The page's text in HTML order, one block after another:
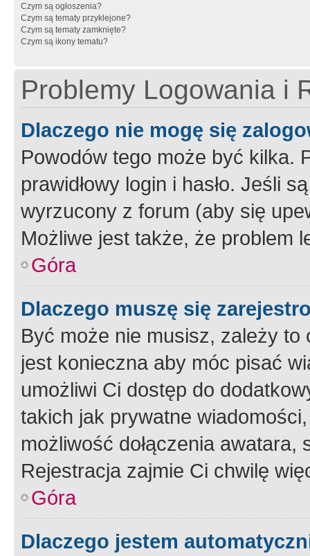
Czym są ogłoszenia?
Czym są tematy przyklejone?
Czym są tematy zamknięte?
Czym są ikony tematu?
Problemy Logowania i
Dlaczego nie mogę się
Powodów tego może być kilka.
prawidłowy login i hasło. Jeśli
wyrzucony z forum (aby się
Możliwe jest także, że problem
Góra
Dlaczego muszę się
Być może nie musisz, zależy
jest konieczna aby móc pisać
umożliwi Ci dostęp do
takich jak prywatne
możliwość dołączenia
Rejestracja zajmie Ci chwilę
Góra
Dlaczego jestem